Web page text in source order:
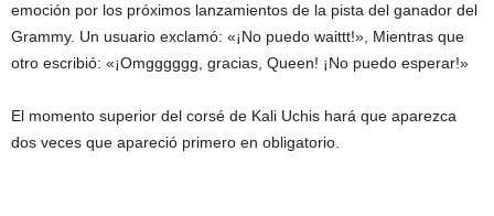
emoción por los próximos lanzamientos de la pista del ganador del
Grammy. Un usuario exclamó: «¡No puedo waittt!», Mientras que
otro escribió: «¡Omgggggg, gracias, Queen! ¡No puedo esperar!»
El momento superior del corsé de Kali Uchis hará que aparezca
dos veces que apareció primero en obligatorio.